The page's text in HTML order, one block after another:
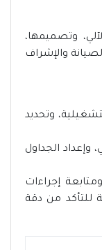
وتصميمها،
والإشراف
وتحديد
وإعداد الجداول
إجراءات
للتأكد من دقة